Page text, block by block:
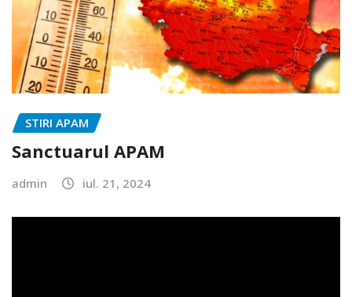
STIRI APAM
Sanctuarul APAM
admin iul. 21, 2024